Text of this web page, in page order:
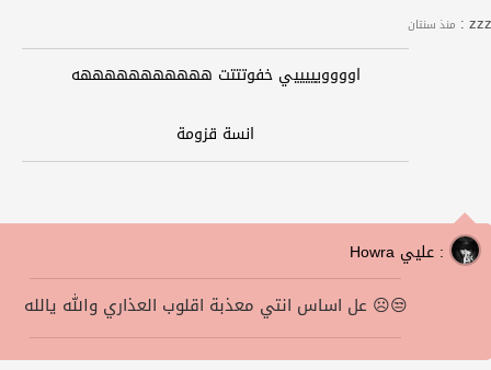
zzz : منذ سنتان
اوووويييييي خفوتتتت هههههههههههه
انسة قزومة
Howra عليي :
عل اساس انتي معذبة اقلوب العذاري والله يالله ☹️😒